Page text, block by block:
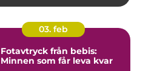
03. feb
Fotavtryck från bebis:
Minnen som får leva kvar